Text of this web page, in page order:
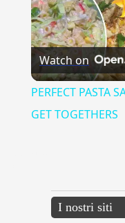
Watch on
PERFECT PASTA
GET TOGETHERS
I nostri siti